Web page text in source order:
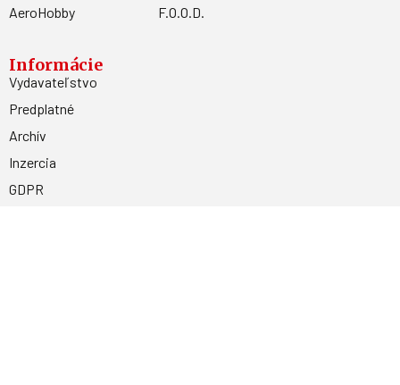
AeroHobby
F.O.O.D.
Informácie
Vydavateľstvo
Predplatné
Archív
Inzercia
GDPR